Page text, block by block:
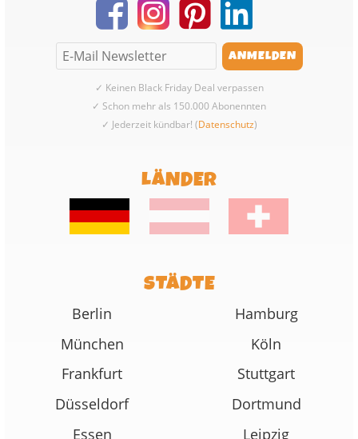
✓ Keinen Black Friday Deal verpassen
✓ Schon mehr als 150.000 Abonennten
✓ Jederzeit kündbar! (Datenschutz)
LÄNDER
STÄDTE
Berlin
Hamburg
München
Köln
Frankfurt
Stuttgart
Düsseldorf
Dortmund
Essen
Leipzig